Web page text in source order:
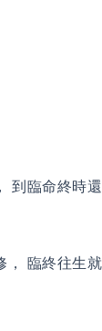
到臨命終時
， 臨終往生